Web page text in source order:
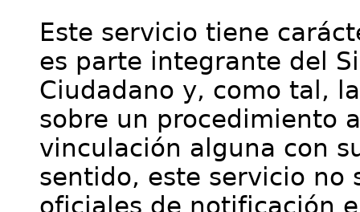
Este servicio tiene
es parte integrante del
Ciudadano y, como tal,
sobre un procedimiento
vinculación alguna con
sentido, este servicio no
oficiales de notificación